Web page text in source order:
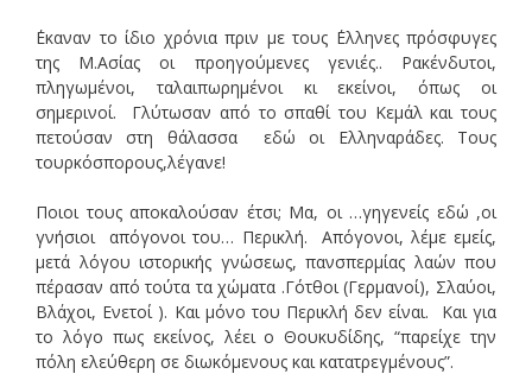
΄Εκαναν το ίδιο χρόνια πριν με τους ΄Ελληνες πρόσφυγες
της Μ.Ασίας οι προηγούμενες γενιές.. Ρακένδυτοι,
πληγωμένοι, ταλαιπωρημένοι κι εκείνοι, όπως οι
σημερινοί. Γλύτωσαν από το σπαθί του Κεμάλ και τους
πετούσαν στη θάλασσα εδώ οι Ελληναράδες. Τους
τουρκόσπορους,λέγανε!
Ποιοι τους αποκαλούσαν έτσι; Μα, οι …γηγενείς εδώ ,οι
γνήσιοι απόγονοι του… Περικλή. Απόγονοι, λέμε εμείς,
μετά λόγου ιστορικής γνώσεως, πανσπερμίας λαών που
πέρασαν από τούτα τα χώματα .Γότθοι (Γερμανοί), Σλαύοι,
Βλάχοι, Ενετοί ). Και μόνο του Περικλή δεν είναι. Και για
το λόγο πως εκείνος, λέει ο Θουκυδίδης, “παρείχε την
πόλη ελεύθερη σε διωκόμενους και κατατρεγμένους”.